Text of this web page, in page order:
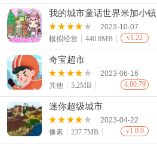
我的城市童话世界米加小镇
2023-10-07
模拟经营
440.8MB v1.22
奇宝超市
2023-06-16
其他
5.2MB 4.00.79
迷你超级城市
2023-04-22
像素
237.7MB v1.0.0